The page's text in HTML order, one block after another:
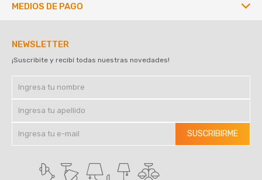
NEWSLETTER
¡Suscribite y recibí todas nuestras novedades!
SUSCRIBIRME
MEDIOS DE PAGO